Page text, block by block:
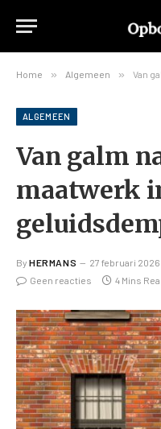
Home » Algemeen » Van
ALGEMEEN
Van galm
maatwerk
By HERMANS 27 februari 2026
Geen reacties
4 Mins